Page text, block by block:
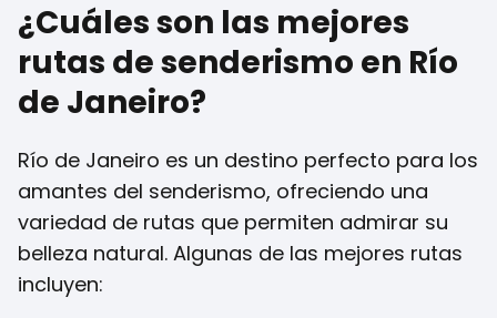
¿Cuáles son las mejores
rutas de senderismo en Río
de Janeiro?
Río de Janeiro es un destino perfecto para los
amantes del senderismo, ofreciendo una
variedad de rutas que permiten admirar su
belleza natural. Algunas de las mejores rutas
incluyen: